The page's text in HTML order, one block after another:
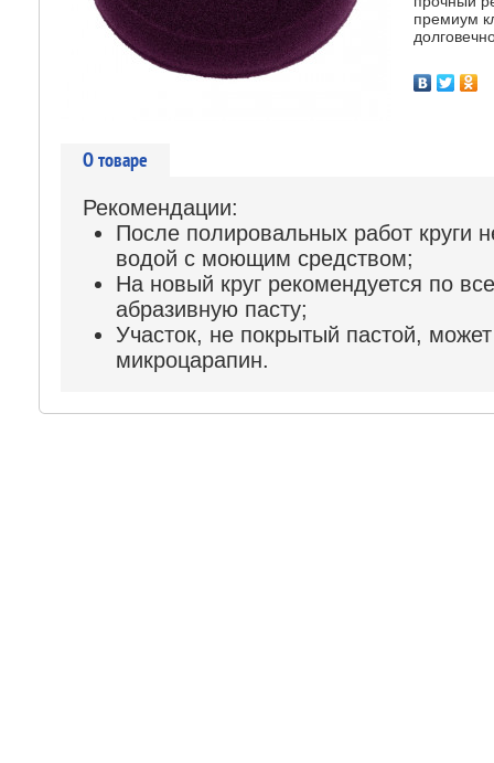
премиум
О товаре
Рекомендации:
После полировальных работ круги
водой с моющим средством;
На новый круг рекомендуется по
абразивную пасту;
Участок, не покрытый пастой,
микроцарапин.